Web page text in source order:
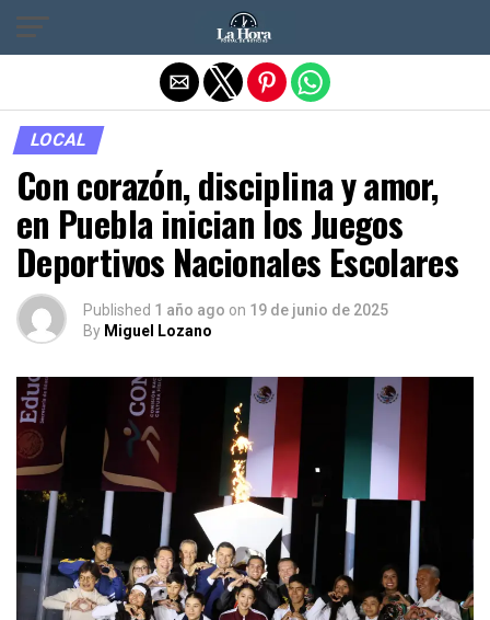
LOCAL
Con corazón, disciplina y amor,
en Puebla inician los Juegos
Deportivos Nacionales Escolares
Published 1 año ago on 19 de junio de 2025
By Miguel Lozano
Salir de la versión móvil